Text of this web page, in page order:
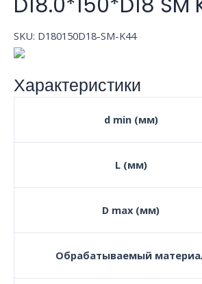
SKU: D180150D18-SM-K44
Характеристики
d min (мм)
L (мм)
D max (мм)
Обрабатываемый